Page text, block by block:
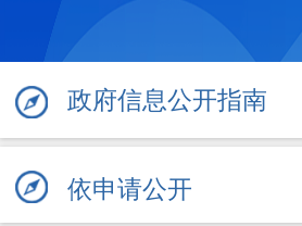
政府信息公开指南
依申请公开